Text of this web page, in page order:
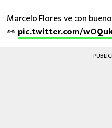
Marcelo Flores ve con
👀 pic.twitter.com/